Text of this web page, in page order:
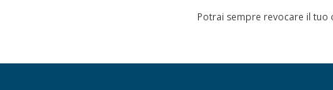
Potrai sempre revocare il tuo